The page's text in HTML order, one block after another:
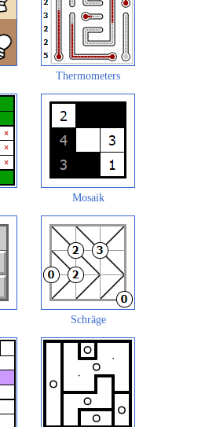
Thermometers
Mosaik
Schräge